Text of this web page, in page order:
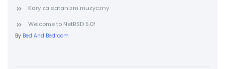
Kary za satanizm muzyczny
Welcome to NetBSD 5.0!
By Bed And Bedroom